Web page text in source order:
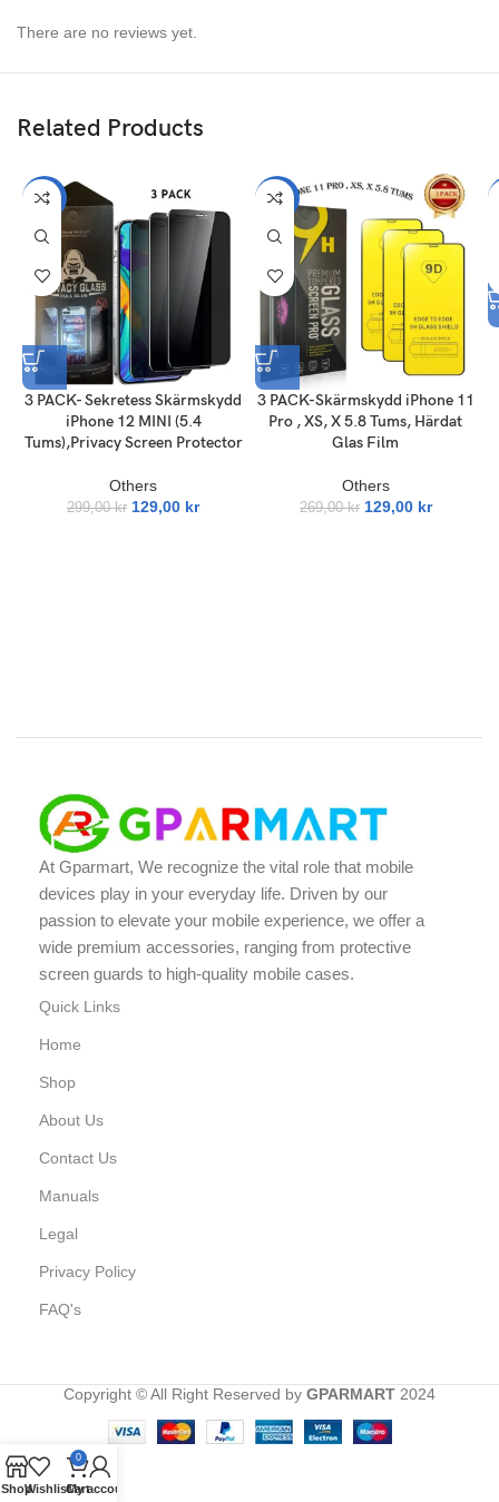
There are no reviews yet.
Related Products
-57%
3 PACK- Sekretess Skärmskydd
iPhone 12 MINI (5.4
Tums),Privacy Screen Protector
Others
299,00kr 129,00 kr
-52%
3 PACK-Skärmskydd iPhone 11
Pro , XS, X 5.8 Tums, Härdat
Glas Film
Others
269,00kr 129,00 kr
At Gparmart, We recognize the vital role that mobile
devices play in your everyday life. Driven by our
passion to elevate your mobile experience, we offer a
wide premium accessories, ranging from protective
screen guards to high-quality mobile cases.
Quick Links
Home
Shop
About Us
Contact Us
Manuals
Legal
Privacy Policy
FAQ's
Copyright © All Right Reserved by GPARMART 2024
ShopWishlist
0
Cart
My account